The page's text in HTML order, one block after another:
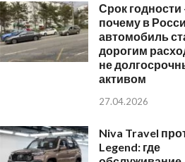
Срок годности
почему в
автомобиль
дорогим
не
активом
27.04.2026
Niva Travel
Legend: где